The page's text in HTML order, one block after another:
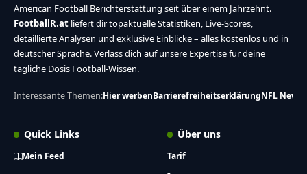
American Football Berichterstattung seit über einem Jahrzehnt.
FootballR.at liefert dir topaktuelle Statistiken, Live-Scores,
detaillierte Analysen und exklusive Einblicke – alles kostenlos und in
deutscher Sprache. Verlass dich auf unsere Expertise für deine
tägliche Dosis Football-Wissen.
Interessante Themen:Hier werbenBarrierefreiheitserklärungNFL News
Quick Links
Mein Feed
Über uns
Tarif